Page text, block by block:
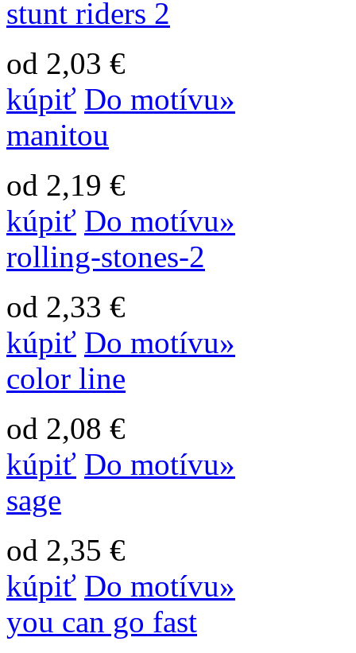
stunt riders 2
od 2,03 €
kúpiť Do motívu»
manitou
od 2,19 €
kúpiť Do motívu»
rolling-stones-2
od 2,33 €
kúpiť Do motívu»
color line
od 2,08 €
kúpiť Do motívu»
sage
od 2,35 €
kúpiť Do motívu»
you can go fast